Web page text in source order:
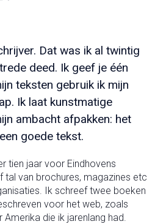
Dat was ik al twintig
deed. Ik geef je één
teksten gebruik ik mijn
Ik laat kunstmatige
ambacht afpakken: het
goede tekst.
tien jaar voor Eindhovens
tal van brochures, magazines etc
Ik schreef twee boeken
voor het web, zoals
die ik jarenlang had.